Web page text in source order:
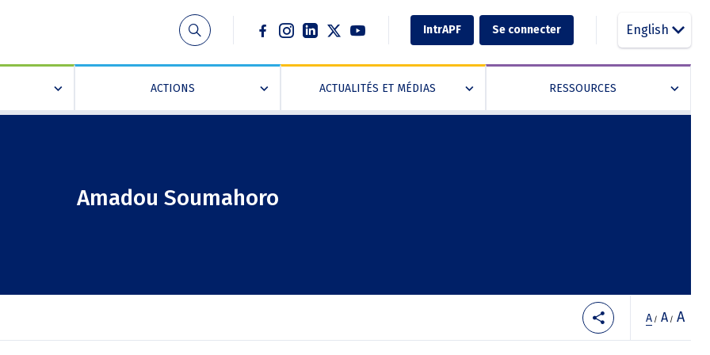
Social IntrAPF Se connecter English
» ACTIONS » ACTUALITÉS ET MÉDIAS » RESSOURCES »
Amadou Soumahoro
A / A / A